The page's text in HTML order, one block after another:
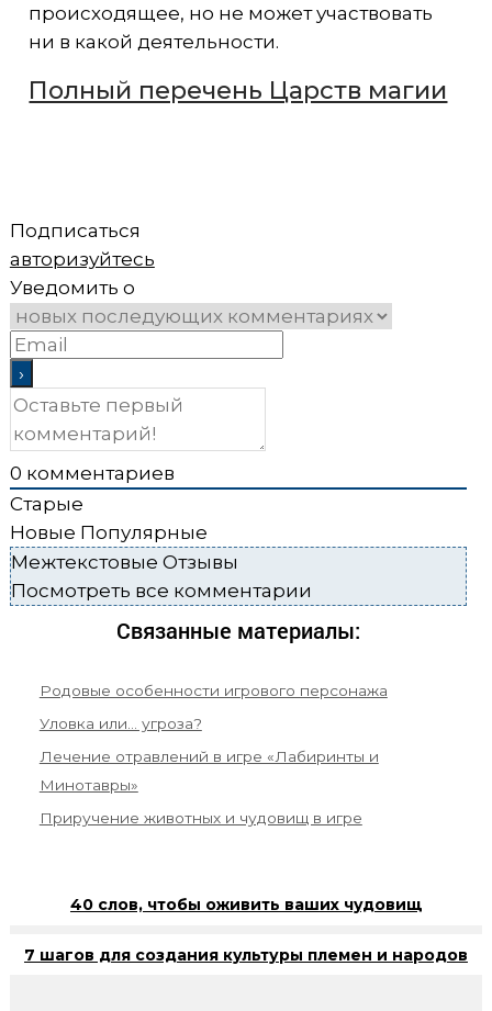
происходящее, но не может участвовать
ни в какой деятельности.
Полный перечень Царств магии
Подписаться
авторизуйтесь
Уведомить о
0 комментариев
Старые
Новые Популярные
Межтекстовые Отзывы
Посмотреть все комментарии
Связанные материалы:
Родовые особенности игрового персонажа
Уловка или… угроза?
Лечение отравлений в игре «Лабиринты и
Минотавры»
Приручение животных и чудовищ в игре
40 слов, чтобы оживить ваших чудовищ
7 шагов для создания культуры племен и народов